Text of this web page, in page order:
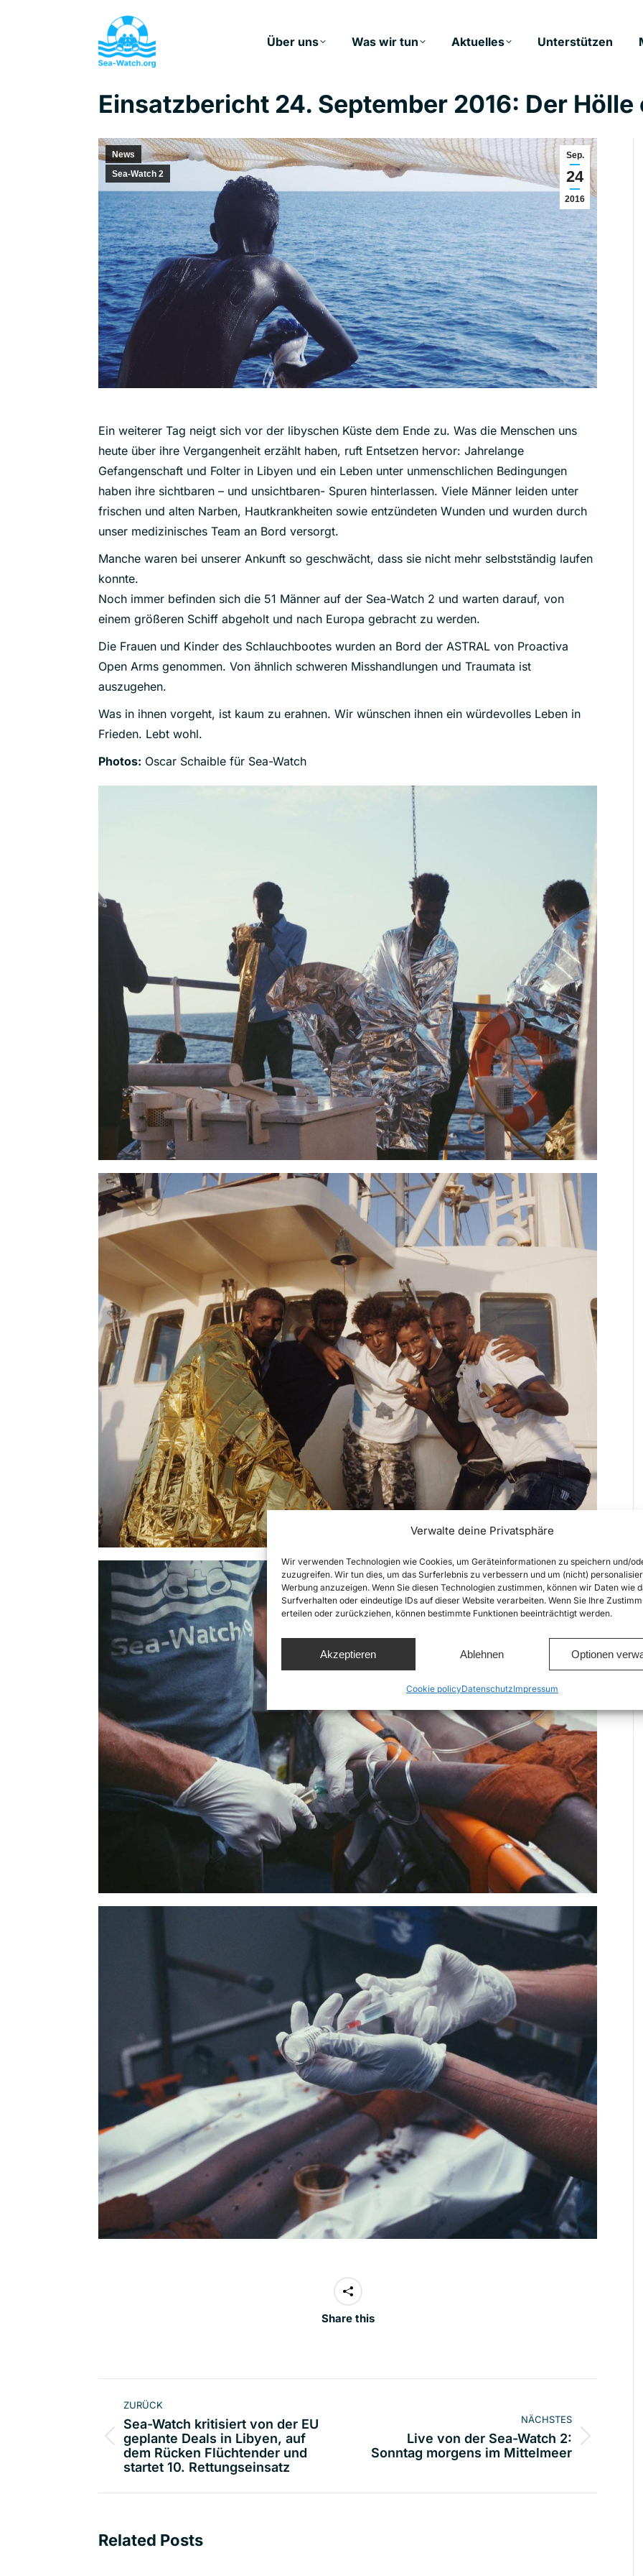
Verwalte deine Privatsphäre
Wir verwenden Technologien wie Cookies, um Geräteinformationen zu speichern und/
zuzugreifen. Wir tun dies, um das Surferlebnis zu verbessern und um (nicht)
Werbung anzuzeigen. Wenn Sie diesen Technologien zustimmen, können wir Daten wie
Surfverhalten oder eindeutige IDs auf dieser Website verarbeiten. Wenn Sie Ihre
erteilen oder zurückziehen, können bestimmte Funktionen beeinträchtigt werden.
Akzeptieren Ablehnen Optionen
Cookie policyDatenschutzImpressum
Über uns Was wir tun Aktuelles Unterstützen
Einsatzbericht 24. September 2016: Der
Sep.
24
2016
News
Sea-Watch 2
Ein weiterer Tag neigt sich vor der libyschen Küste dem Ende zu. Was die Menschen uns
heute über ihre Vergangenheit erzählt haben, ruft Entsetzen hervor: Jahrelange
Gefangenschaft und Folter in Libyen und ein Leben unter unmenschlichen Bedingungen
haben ihre sichtbaren – und unsichtbaren- Spuren hinterlassen. Viele Männer leiden unter
frischen und alten Narben, Hautkrankheiten sowie entzündeten Wunden und wurden durch
unser medizinisches Team an Bord versorgt.
Manche waren bei unserer Ankunft so geschwächt, dass sie nicht mehr selbstständig laufen
konnte.
Noch immer befinden sich die 51 Männer auf der Sea-Watch 2 und warten darauf, von
einem größeren Schiff abgeholt und nach Europa gebracht zu werden.
Die Frauen und Kinder des Schlauchbootes wurden an Bord der ASTRAL von Proactiva
Open Arms genommen. Von ähnlich schweren Misshandlungen und Traumata ist
auszugehen.
Was in ihnen vorgeht, ist kaum zu erahnen. Wir wünschen ihnen ein würdevolles Leben in
Frieden. Lebt wohl.
Photos: Oscar Schaible für Sea-Watch
Share this
ZURÜCK
Vorheriger
Beitrag:
Sea-Watch kritisiert von der EU
geplante Deals in Libyen, auf
dem Rücken Flüchtender und
startet 10. Rettungseinsatz
NÄCHSTES
NächsterLive von der Sea-Watch 2:
Sonntag morgens im Mittelmeer
Related Posts